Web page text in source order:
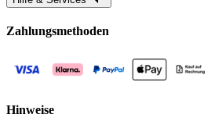
Zahlungsmethoden
Hinweise